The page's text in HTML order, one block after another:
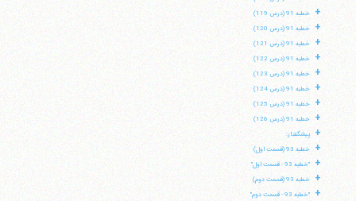
+ خطبه 91 (درس 119)
+ خطبه 91 (درس 120)
+ خطبه 91 (درس 121)
+ خطبه 91 (درس 122)
+ خطبه 91 (درس 123)
+ خطبه 91 (درس 124)
+ خطبه 91 (درس 125)
+ خطبه 91 (درس 126)
+ پیشگفتار:
+ خطبه 93 (قسمت اول)
+ "خطبه 93 - قسمت اول"
+ خطبه 93 (قسمت دوم)
+ "خطبه 93 - قسمت دوم"